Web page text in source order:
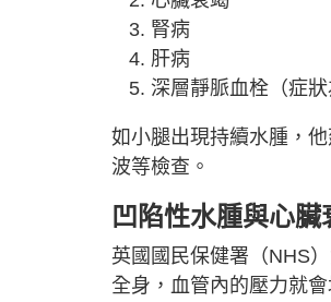
腎病
肝病
深層靜脈血栓（症
如小腿出現持續水腫，
波等檢查。
凹陷性水腫與心臟
英國國民保健署（NHS
全身，血管內的壓力就